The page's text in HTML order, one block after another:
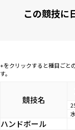
この競技に
+をクリックすると種目ご
す。
競技名
水
ハンドボール